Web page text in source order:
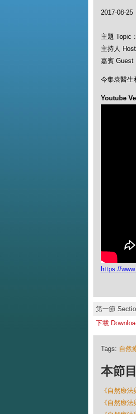
2017-08-25
主題 Topic
主持人
嘉賓 Guest
今集袁醫生
Youtube
https://
第一節
下載
Tags: 自然
本節
《自然療
《自然療